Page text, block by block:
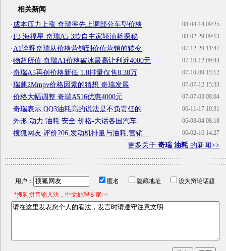
相关新闻
08-04-14 09:25
·成本压力上涨 奇瑞率先上调部分车型价格
08-02-29 09:13
·F3 海福星 奇瑞A5 3款自主家轿油耗探秘
07-12-20 11:47
·A1诠释奇瑞从价格营销到价值营销的转变
07-10-12 09:44
·物超所值 奇瑞A1价格破冰最高让利近4000元
07-10-09 15:12
·奇瑞A5再创价格新低 1.8排量仅售8.38万
07-07-12 15:33
·瑞麒2Mmpv价格因素的猜想 奇瑞发展
07-07-03 08:04
·价格大幅调整 奇瑞A516优惠4000元
06-11-17 10:31
·奇瑞表示:QQ3油耗高的说法是不负责任的
06-08-04 08:18
·外形 动力 油耗 安全 价格-大话各国汽车
06-02-16 14:27
·搜狐网友:评价206,发动机排量与油耗,营销...
更多关于 奇瑞 油耗 的新闻>>
用户： 匿名 隐藏地址
设为辩论话题
*搜狗拼音输入法，中文处理专家>>